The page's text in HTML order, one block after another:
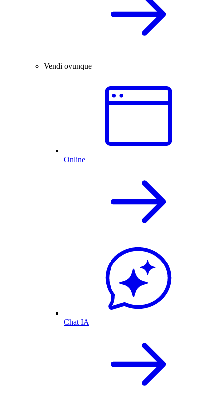
Vendi ovunque
Online
Chat IA